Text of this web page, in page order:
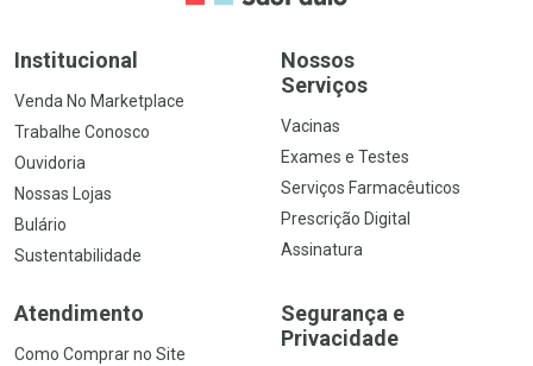
Institucional
Venda No Marketplace
Trabalhe Conosco
Ouvidoria
Nossas Lojas
Bulário
Sustentabilidade
Nossos
Serviços
Vacinas
Exames e Testes
Serviços Farmacêuticos
Prescrição Digital
Assinatura
Atendimento
Como Comprar no Site
Segurança e
Privacidade